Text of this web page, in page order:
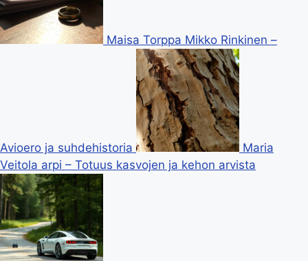
Maisa Torppa Mikko Rinkinen –
Avioero ja suhdehistoria
Maria
Veitola arpi – Totuus kasvojen ja kehon arvista